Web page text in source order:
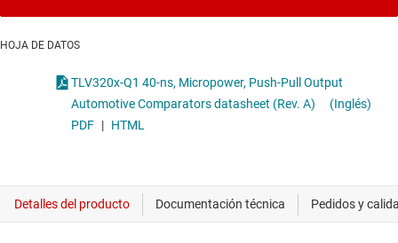
HOJA DE DATOS
TLV320x-Q1 40-ns, Micropower, Push-Pull Output
Automotive Comparators datasheet (Rev. A)
(Inglés)
PDF | HTML